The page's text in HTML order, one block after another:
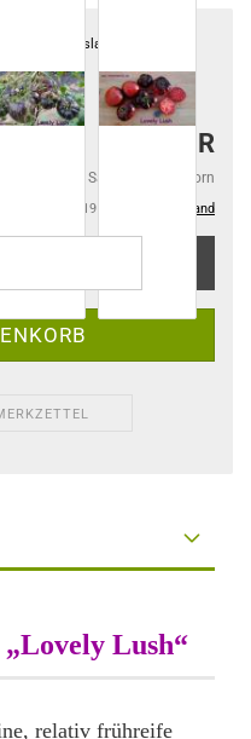
6 Tage (Ausland abweichend)
2,75 EUR
2,75 EUR pro Samentüte 15 Korn
Reg. §19 UStG zzgl. Versand
„Lovely Lush“
relativ frühreife